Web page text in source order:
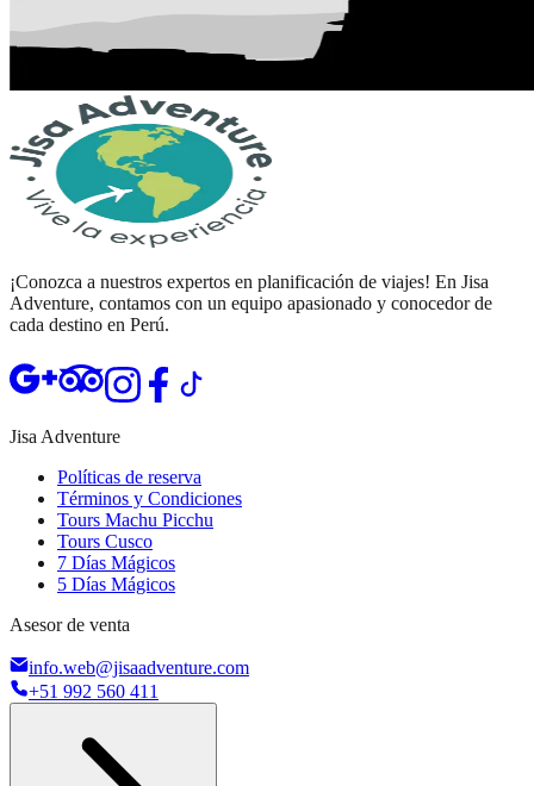
¡Conozca a nuestros expertos en planificación de viajes! En Jisa
Adventure, contamos con un equipo apasionado y conocedor de
cada destino en Perú.
Abrir TripAdvisor de Jisa Adventure
Abrir Instagram de Jisa Adventure
Jisa Adventure
Políticas de reserva
Términos y Condiciones
Tours Machu Picchu
Tours Cusco
7 Días Mágicos
5 Días Mágicos
Asesor de venta
info.web@jisaadventure.com
+51 992 560 411